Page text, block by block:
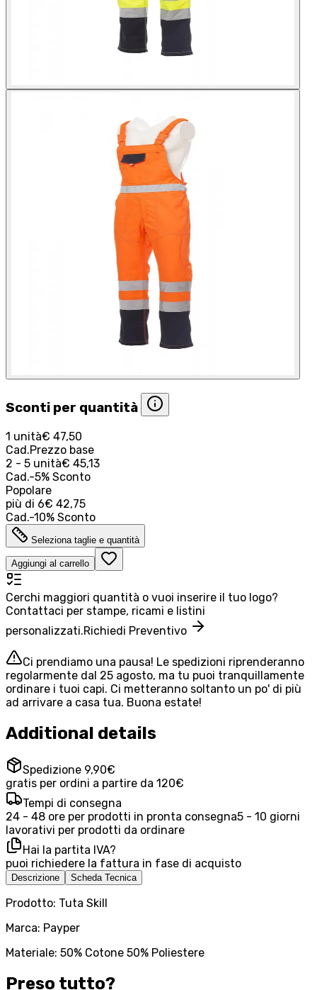
Sconti per quantità
1 unità€ 47,50
Cad.Prezzo base
2 - 5 unità€ 45,13
Cad.-5% Sconto
Popolare
più di 6€ 42,75
Cad.-10% Sconto
Seleziona taglie e quantità
Aggiungi al carrello
Cerchi maggiori quantità o vuoi inserire il tuo logo?
Contattaci per stampe, ricami e listini
personalizzati.Richiedi Preventivo
Ci prendiamo una pausa! Le spedizioni riprenderanno
regolarmente dal 25 agosto, ma tu puoi tranquillamente
ordinare i tuoi capi. Ci metteranno soltanto un po' di più
ad arrivare a casa tua. Buona estate!
Additional details
Spedizione 9,90€
gratis per ordini a partire da 120€
Tempi di consegna
24 - 48 ore per prodotti in pronta consegna5 - 10 giorni
lavorativi per prodotti da ordinare
Hai la partita IVA?
puoi richiedere la fattura in fase di acquisto
Descrizione Scheda Tecnica
Prodotto: Tuta Skill
Marca: Payper
Materiale: 50% Cotone 50% Poliestere
Preso tutto?